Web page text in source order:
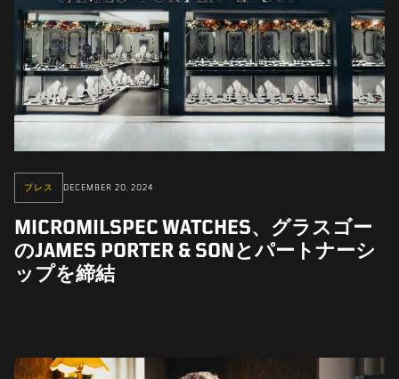
プレス DECEMBER 20, 2024
MICROMILSPEC WATCHES、グラスゴー
のJAMES PORTER & SONとパートナーシ
ップを締結